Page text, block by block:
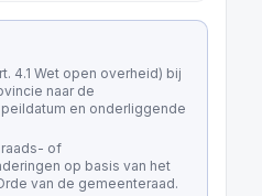
4.1 Wet open overheid) bij
naar de
en onderliggende
of
op basis van het
van de gemeenteraad.